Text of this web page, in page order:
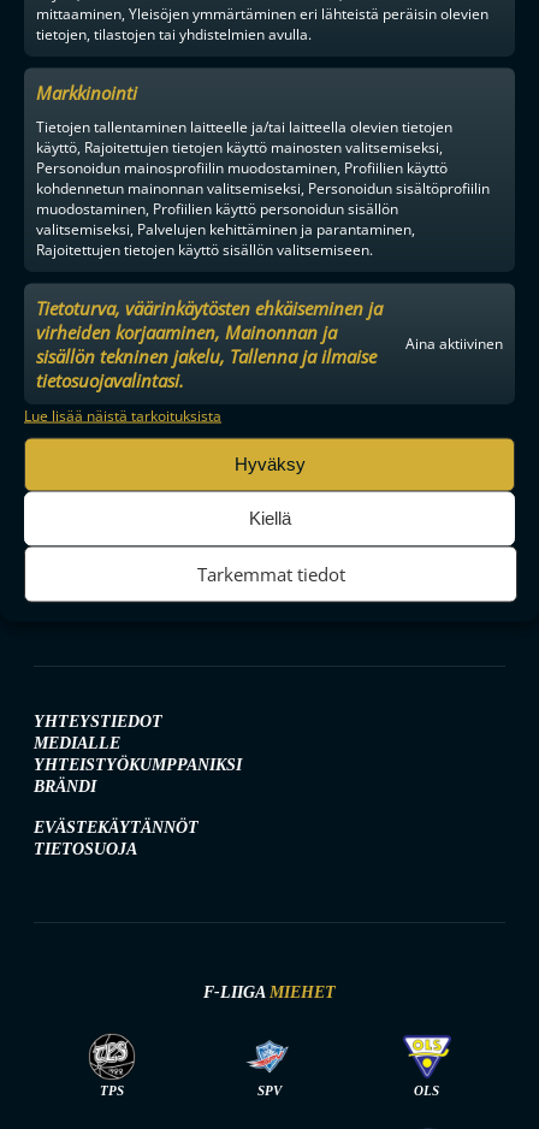
mittaaminen, Yleisöjen ymmärtäminen eri lähteistä peräisin olevien
tietojen, tilastojen tai yhdistelmien avulla.
Markkinointi
Tietojen tallentaminen laitteelle ja/tai laitteella olevien tietojen
käyttö, Rajoitettujen tietojen käyttö mainosten valitsemiseksi,
Personoidun mainosprofiilin muodostaminen, Profiilien käyttö
kohdennetun mainonnan valitsemiseksi, Personoidun sisältöprofiilin
muodostaminen, Profiilien käyttö personoidun sisällön
valitsemiseksi, Palvelujen kehittäminen ja parantaminen,
Rajoitettujen tietojen käyttö sisällön valitsemiseen.
Tietoturva, väärinkäytösten ehkäiseminen ja
virheiden korjaaminen, Mainonnan ja
sisällön tekninen jakelu, Tallenna ja ilmaise
tietosuojavalintasi.
Aina aktiivinen
Lue lisää näistä tarkoituksista
Hyväksy
Kiellä
Tarkemmat tiedot
MAAILMAN VIIHDYTTÄVINTÄ SALIBANDYA
SEURAA MEITÄ SOMESSA
YHTEYSTIEDOT
MEDIALLE
YHTEISTYÖKUMPPANIKSI
BRÄNDI
EVÄSTEKÄYTÄNNÖT
TIETOSUOJA
F-LIIGA MIEHET
TPS SPV OLS